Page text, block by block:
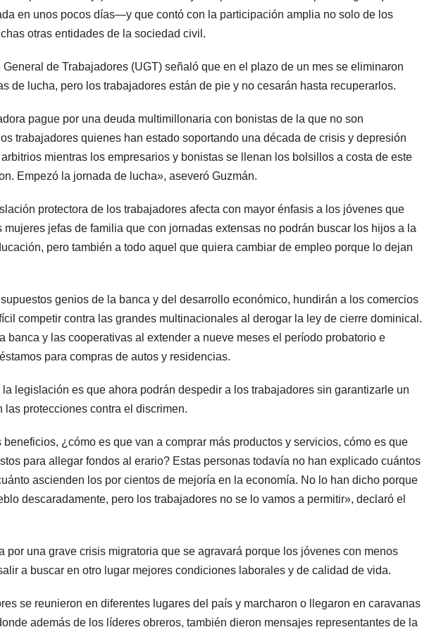
en unos pocos días—y que contó con la participación amplia no solo de los
otras entidades de la sociedad civil.
de Trabajadores (UGT) señaló que en el plazo de un mes se eliminaron
de lucha, pero los trabajadores están de pie y no cesarán hasta recuperarlos.
pague por una deuda multimillonaria con bonistas de la que no son
trabajadores quienes han estado soportando una década de crisis y depresión
mientras los empresarios y bonistas se llenan los bolsillos a costa de este
Empezó la jornada de lucha», aseveró Guzmán.
protectora de los trabajadores afecta con mayor énfasis a los jóvenes que
jefas de familia que con jornadas extensas no podrán buscar los hijos a la
pero también a todo aquel que quiera cambiar de empleo porque lo dejan
genios de la banca y del desarrollo económico, hundirán a los comercios
competir contra las grandes multinacionales al derogar la ley de cierre dominical.
banca y las cooperativas al extender a nueve meses el período probatorio e
para compras de autos y residencias.
legislación es que ahora podrán despedir a los trabajadores sin garantizarle un
protecciones contra el discrimen.
¿cómo es que van a comprar más productos y servicios, cómo es que
para allegar fondos al erario? Estas personas todavía no han explicado cuántos
ascienden los por cientos de mejoría en la economía. No lo han dicho porque
descaradamente, pero los trabajadores no se lo vamos a permitir», declaró el
por una grave crisis migratoria que se agravará porque los jóvenes con menos
a buscar en otro lugar mejores condiciones laborales y de calidad de vida.
se reunieron en diferentes lugares del país y marcharon o llegaron en caravanas
además de los líderes obreros, también dieron mensajes representantes de la